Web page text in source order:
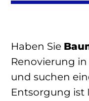
Haben Sie
Renovierung
und suchen
Entsorgung ist